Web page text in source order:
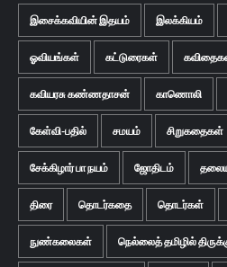
இசைக்கவியின் இதயம் இலக்கியம்
ஓவியங்கள் கட்டுரைகள்
கவியரசு கண்ணதாசன் காணொலி
கேள்வி-பதில் சமயம் சிறுகதைகள்
சேக்கிழார் பா நயம் ஜோதிடம்
திரை தொடர்கதை தொடர்கள்
நுண்கலைகள் நெல்லைத் தமிழில்